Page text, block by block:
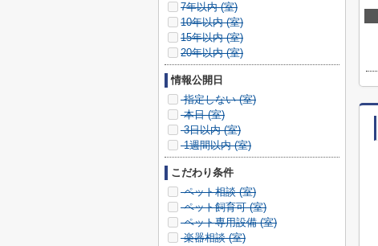
7年以内 (室)
10年以内 (室)
15年以内 (室)
20年以内 (室)
情報公開日
指定しない (室)
本日 (室)
3日以内 (室)
1週間以内 (室)
こだわり条件
ペット相談 (室)
ペット飼育可 (室)
ペット専用設備 (室)
楽器相談 (室)